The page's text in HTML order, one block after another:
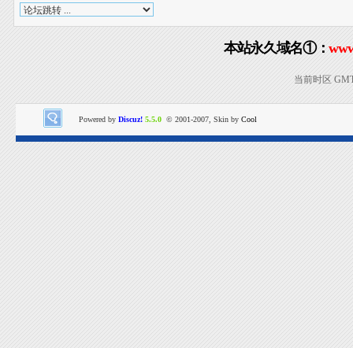
本站永久域名①：
当前时区
Powered by Discuz! 5.5.0 © 2001-2007, Skin by Cool